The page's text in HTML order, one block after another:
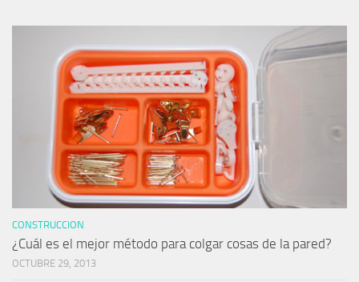
CONSTRUCCION
¿Cuál es el mejor método para colgar cosas de la pared?
OCTUBRE 29, 2013